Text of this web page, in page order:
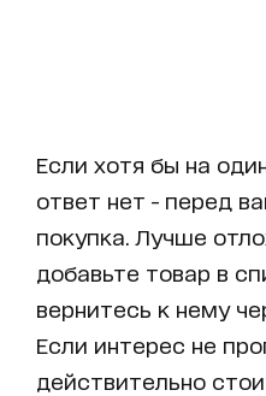
Если хотя бы на
ответ нет - перед
покупка. Лучше
добавьте товар в
вернитесь к нему
Если интерес не
действительно